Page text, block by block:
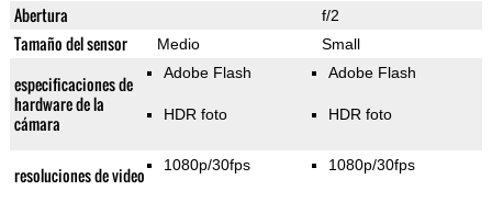
Abertura f/2
Tamaño del sensor Medio Small
especificaciones de
hardware de la
cámara
Adobe Flash
HDR foto
Adobe Flash
HDR foto
resoluciones de video 1080p/30fps 1080p/30fps